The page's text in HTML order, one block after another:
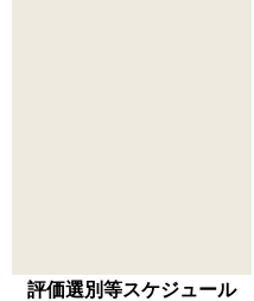
評価選別等スケジュール